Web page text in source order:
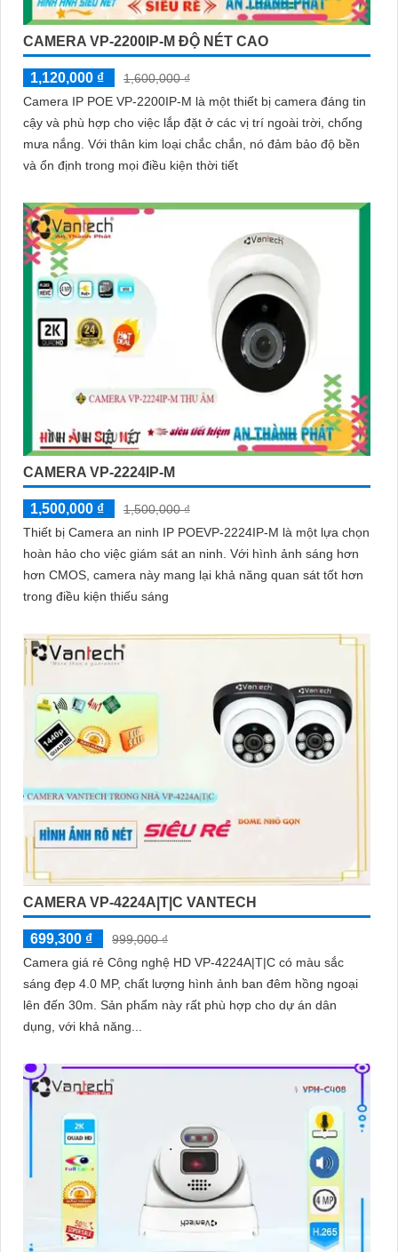
CAMERA VP-2200IP-M ĐỘ NÉT CAO
1,120,000 ₫
1,600,000 ₫
Camera IP POE VP-2200IP-M là một thiết bị camera đáng tin
cậy và phù hợp cho việc lắp đặt ở các vị trí ngoài trời, chống
mưa nắng. Với thân kim loại chắc chắn, nó đảm bảo độ bền
và ổn định trong mọi điều kiện thời tiết
CAMERA VP-2224IP-M
1,500,000 ₫
1,500,000 ₫
Thiết bị Camera an ninh IP POEVP-2224IP-M là một lựa chọn
hoàn hảo cho việc giám sát an ninh. Với hình ảnh sáng hơn
hơn CMOS, camera này mang lại khả năng quan sát tốt hơn
trong điều kiện thiếu sáng
CAMERA VP-4224A|T|C VANTECH
699,300 ₫
999,000 ₫
Camera giá rẻ Công nghệ HD VP-4224A|T|C có màu sắc
sáng đẹp 4.0 MP, chất lượng hình ảnh ban đêm hồng ngoại
lên đến 30m. Sản phẩm này rất phù hợp cho dự án dân
dụng, với khả năng...